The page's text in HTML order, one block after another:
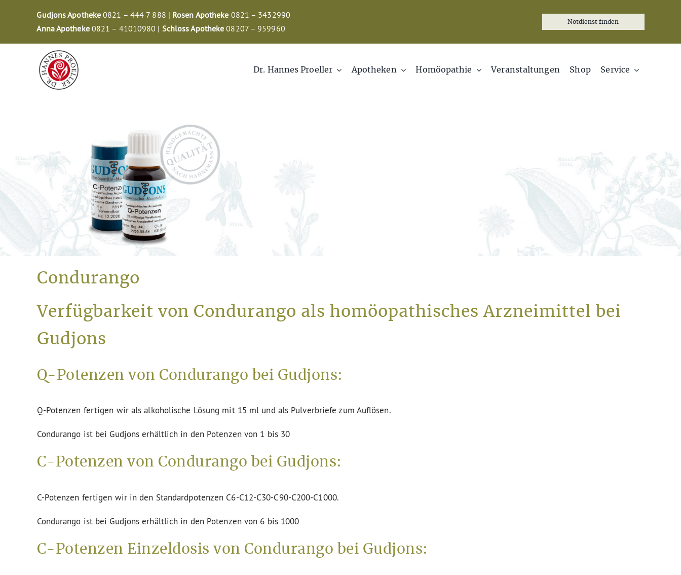
Gudjons Apotheke 0821 – 444 7 888 | Rosen Apotheke 0821 – 3432990
Anna Apotheke0821 – 41010980 | Schloss Apotheke 08207 – 959960
Notdienst finden
Dr. Hannes Proeller Apotheken Homöopathie Veranstaltungen Shop Service
Condurango
Verfügbarkeit von Condurango als homöopathisches Arzneimittel bei
Gudjons
Q-Potenzen von Condurango bei Gudjons:
Q-Potenzen fertigen wir als alkoholische Lösung mit 15 ml und als Pulverbriefe zum Auflösen.
Condurango ist bei Gudjons erhältlich in den Potenzen von 1 bis 30
C-Potenzen von Condurango bei Gudjons:
C-Potenzen fertigen wir in den Standardpotenzen C6-C12-C30-C90-C200-C1000.
Condurango ist bei Gudjons erhältlich in den Potenzen von 6 bis 1000
C-Potenzen Einzeldosis von Condurango bei Gudjons: